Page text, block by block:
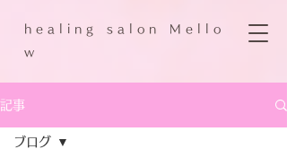
h e a l i n g s a l o n M e l l o
w
記事
ブログ